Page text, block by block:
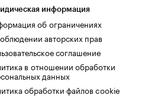
информация
об ограничениях
авторских прав
соглашение
в отношении обработки
данных
обработки файлов cookie